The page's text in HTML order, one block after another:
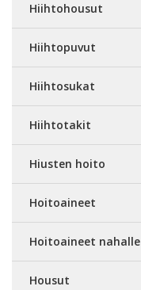
Hiihtohousut
Hiihtopuvut
Hiihtosukat
Hiihtotakit
Hiusten hoito
Hoitoaineet
Hoitoaineet nahalle
Housut